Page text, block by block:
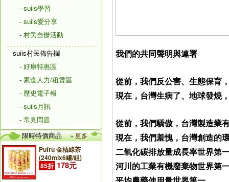
- suiis學習
- suiis愛分享
- 村民自辦活動
suiis村民佈告欄
- 好康特惠區
- 素食人力/租賃區
- 歷史電子報
- suiis月訊
- 常見問題
限時特價商品
» 更多
Pufru 金桔綠茶
(240mlx6罐/組)
85折 178元
我們的共同聲明與連署
從前，我們反公害、生態保育
現在，台灣生病了、地球發燒
從前，我們驕傲，台灣製造業
現在，我們羞愧，台灣創造的
二氧化碳排放量成長率世界第
河川的工業有機廢棄物世界第